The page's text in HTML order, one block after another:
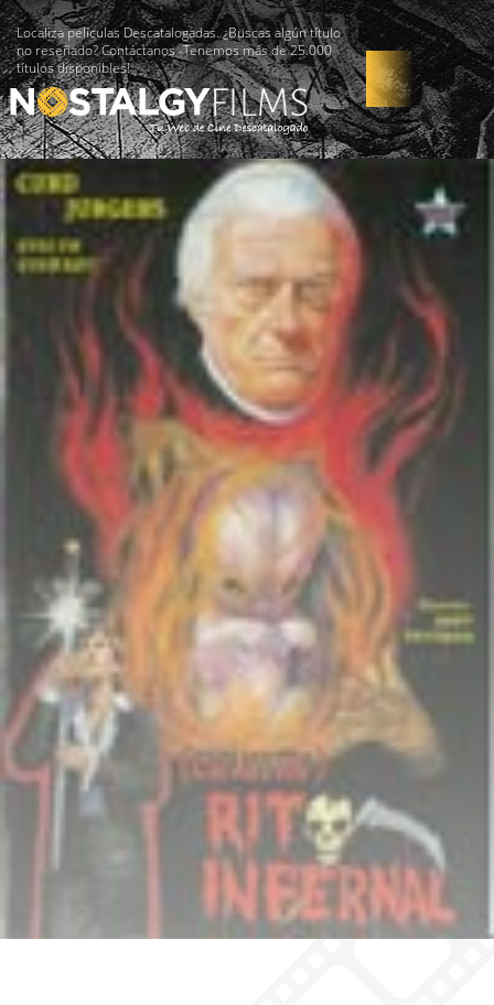
Localiza películas Descatalogadas. ¿Buscas algún título
no reseñado? Contáctanos -Tenemos más de 25.000
títulos disponibles!